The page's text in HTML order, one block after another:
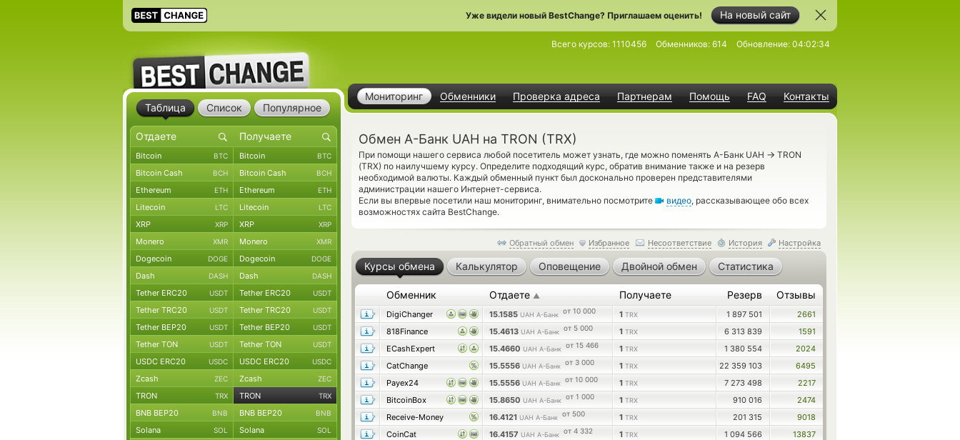
На новый сайт
Уже видели новый BestChange? Приглашаем оценить!
Мониторинг Обменники Проверка адреса Партнерам Помощь FAQ Контакты
Всего курсов: 1110456 Обменников: 614 Обновление: 04:02:34
Обмен А-Банк UAH на TRON (TRX)
При помощи нашего сервиса любой посетитель может узнать, где можно поменять А-Банк UAH → TRON
(TRX) по наилучшему курсу. Определите подходящий курс, обратив внимание также и на резерв
необходимой валюты. Каждый обменный пункт был досконально проверен представителями
администрации нашего Интернет-сервиса.
Если вы впервые посетили наш мониторинг, внимательно посмотрите
видео, рассказывающее обо всех
возможностях сайта BestChange.
Обратный обмен Избранное Несоответствие История Настройка
Курсы обмена Калькулятор Оповещение Двойной обмен Статистика
Обменник Отдаете ▲ Получаете Резерв Отзывы
DigiChanger 15.1585 UAH А-Банк от 10 000 1 TRX 1 897 501
2661
818Finance
15.4613 UAH А-Банк от 5 000 1 TRX 6 313 839
1591
ECashExpert
15.4660 UAH А-Банк от 15 466 1 TRX 1 380 554
2024
CatChange
15.5556 UAH А-Банк от 3 000 1 TRX 22 359 103
6495
Payex24
15.5556 UAH А-Банк от 10 000 1 TRX 7 273 498
2217
BitcoinBox
15.8650 UAH А-Банк от 1 000 1 TRX 910 016
2474
Receive-Money
16.4121 UAH А-Банк от 500 1 TRX 201 315
9018
CoinCat
16.4157 UAH А-Банк от 4 332 1 TRX 1 094 566
13837
Таблица Список Популярное
Bitcoin BTC Bitcoin BTC
Bitcoin Cash BCH Bitcoin Cash BCH
Ethereum ETH Ethereum ETH
Litecoin LTC Litecoin LTC
XRP XRP XRP XRP
Monero XMR Monero XMR
Dogecoin DOGE Dogecoin DOGE
Dash DASH Dash DASH
Tether ERC20 USDT Tether ERC20 USDT
Tether TRC20 USDT Tether TRC20 USDT
Tether BEP20 USDT Tether BEP20 USDT
Tether TON USDT Tether TON USDT
USDC ERC20 USDC USDC ERC20 USDC
Zcash ZEC Zcash ZEC
TRON TRX TRON TRX
BNB BEP20 BNB BNB BEP20 BNB
Solana SOL Solana SOL